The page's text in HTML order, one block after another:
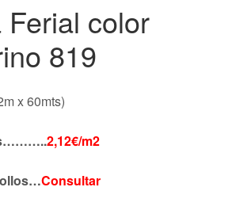
color
819
x 60mts)
2,12€/m2
Consultar